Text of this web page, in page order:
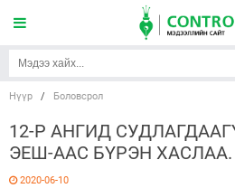
Нүүр / Боловсрол
12-Р АНГИД
ЭЕШ-ААС БҮРЭН ХАСЛАА.
2020-06-10